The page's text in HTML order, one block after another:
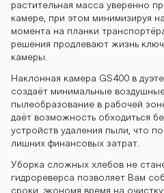
растительная масса уверенно
камере, при этом минимизируя
момента на планки
решения продлевают жизнь
камеры.
Наклонная камера GS400 в
создаёт минимальные
пылеобразование в рабочей
даёт возможность обходиться
устройств удаления пыли, что
лишних финансовых затрат.
Уборка сложных хлебов не
гидрореверса позволяет Вам
сроки, экономя время на